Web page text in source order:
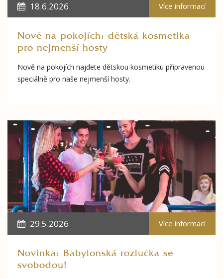
18.6.2026 Více informací
Nově na pokojích: dětská kosmetika
pro nejmenší hosty
Nově na pokojích najdete dětskou kosmetiku připravenou
speciálně pro naše nejmenší hosty.
29.5.2026 Více informací
Novinka: Babylonská rozlučka se
svobodou!